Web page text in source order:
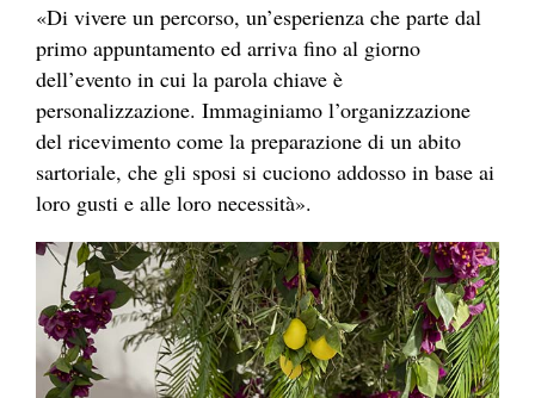
«Di vivere un percorso, un’esperienza che parte dal
primo appuntamento ed arriva fino al giorno
dell’evento in cui la parola chiave è
personalizzazione. Immaginiamo l’organizzazione
del ricevimento come la preparazione di un abito
sartoriale, che gli sposi si cuciono addosso in base ai
loro gusti e alle loro necessità».